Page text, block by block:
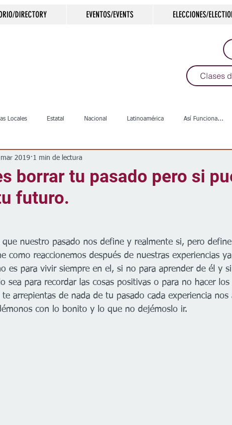
DIRECTORY EVENTOS/EVENTS ELECCIONES/
Clases
Locales Estatal Nacional Latinoamérica Así Funciona...
Salud Arte & Cultura
borrar tu pasado pero si
futuro.
2019 1 min de lectura
que nuestro pasado nos define y realmente si, pero
como reaccionemos después de nuestras experiencias
es para vivir siempre en el, si no para aprender de él y
sea para recordar las cosas positivas o para no hacer
arrepientas de nada de tu pasado cada experiencia nos
con lo bonito y lo que no dejémoslo ir.